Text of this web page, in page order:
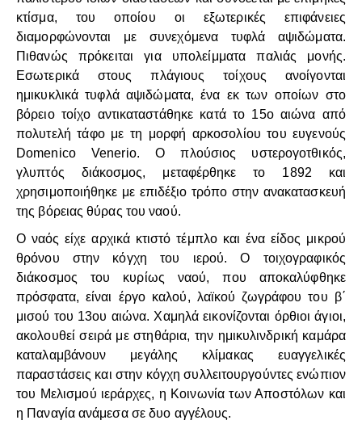
κτίσμα, του οποίου οι εξωτερικές επιφάνειες
διαμορφώνονται με συνεχόμενα τυφλά αψιδώματα.
Πιθανώς πρόκειται για υπολείμματα παλιάς μονής.
Εσωτερικά στους πλάγιους τοίχους ανοίγονται
ημικυκλικά τυφλά αψιδώματα, ένα εκ των οποίων στο
βόρειο τοίχο αντικαταστάθηκε κατά το 15ο αιώνα από
πολυτελή τάφο με τη μορφή αρκοσολίου του ευγενούς
Domenico Venerio. Ο πλούσιος υστερογοτθικός,
γλυπτός διάκοσμος, μεταφέρθηκε το 1892 και
χρησιμοποιήθηκε με επιδέξιο τρόπο στην ανακατασκευή
της βόρειας θύρας του ναού.
Ο ναός είχε αρχικά κτιστό τέμπλο και ένα είδος μικρού
θρόνου στην κόγχη του ιερού. Ο τοιχογραφικός
διάκοσμος του κυρίως ναού, που αποκαλύφθηκε
πρόσφατα, είναι έργο καλού, λαϊκού ζωγράφου του β΄
μισού του 13ου αιώνα. Χαμηλά εικονίζονται όρθιοι άγιοι,
ακολουθεί σειρά με στηθάρια, την ημικυλινδρική καμάρα
καταλαμβάνουν μεγάλης κλίμακας ευαγγελικές
παραστάσεις και στην κόγχη συλλειτουργούντες ενώπιον
του Μελισμού ιεράρχες, η Κοινωνία των Αποστόλων και
η Παναγία ανάμεσα σε δυο αγγέλους.